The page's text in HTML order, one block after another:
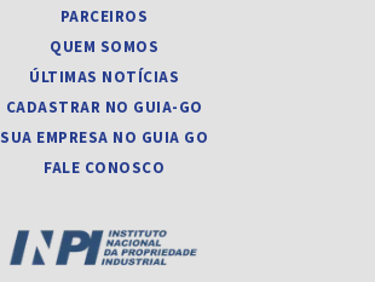
PARCEIROS
QUEM SOMOS
ÚLTIMAS NOTÍCIAS
CADASTRAR NO GUIA-GO
SUA EMPRESA NO GUIA GO
FALE CONOSCO